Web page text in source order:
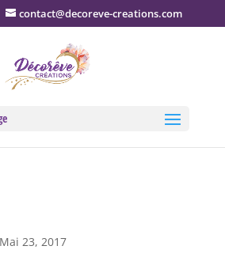
contact@decoreve-creations.com
Mai 23, 2017